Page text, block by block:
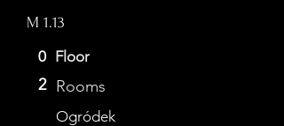
М 1.13
0 Floor
2 Rooms
Ogródek